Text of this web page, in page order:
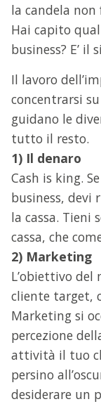
la candela
Hai capito
business? E’
Il lavoro
concentrarsi
guidano le
tutto il resto.
1) Il denaro
Cash is king.
business, devi
la cassa. Tieni
cassa, che
2) Marketing
L’obiettivo
cliente target,
Marketing si
percezione
attività il tuo
persino
desiderare un